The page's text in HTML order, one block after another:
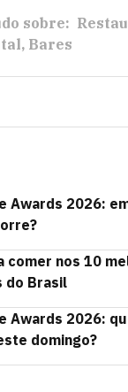
sobre:
Bares
Awards 2026:
comer nos 10
do Brasil
Awards 2026:
domingo?